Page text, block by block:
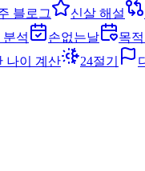
블로그 신살 해설
분석 손없는날 목
나이 계산 24절기